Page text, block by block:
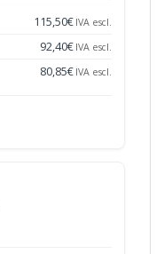
115,50€ IVA escl.
92,40€ IVA escl.
80,85€ IVA escl.